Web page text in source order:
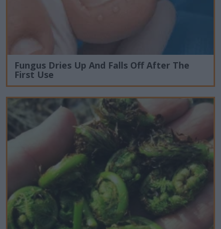
Fungus Dries Up And Falls Off After The
First Use